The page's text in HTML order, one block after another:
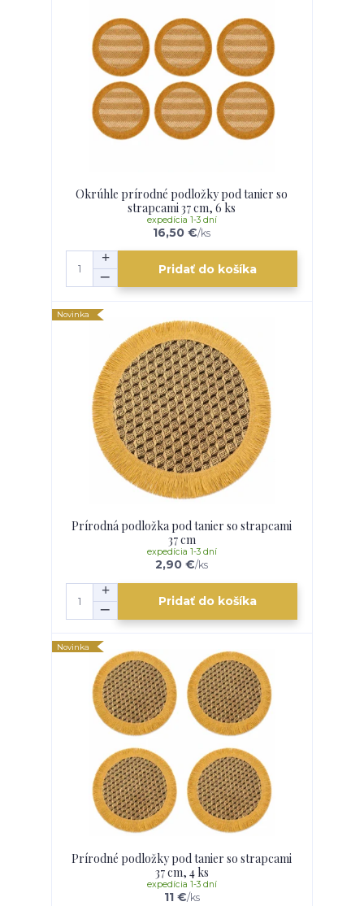
Okrúhle prírodné podložky pod tanier so
strapcami 37 cm, 6 ks
16,50 €/ks
expedícia 1-3 dní
Pridať do košíka
Novinka
Prírodná podložka pod tanier so strapcami
37 cm
2,90 €/ks
expedícia 1-3 dní
Pridať do košíka
Novinka
Prírodné podložky pod tanier so strapcami
37 cm, 4 ks
11 €/ks
expedícia 1-3 dní